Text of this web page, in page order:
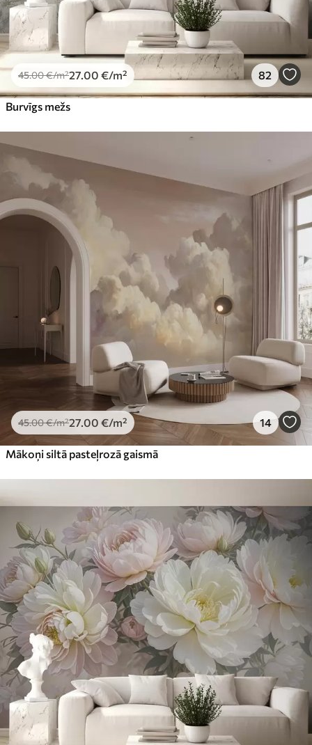
Peel and Stick
.99€/m²
45.00€/m²27 .00 €/m² 82
Burvīgs mežs
45.00€/m²27 .00 €/m² 14
Mākoņi siltā pasteļrozā gaismā